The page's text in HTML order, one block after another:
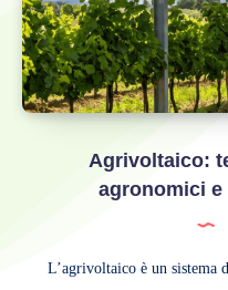
Agrivoltaico:
agronomici
L’agrivoltaico è un sistema